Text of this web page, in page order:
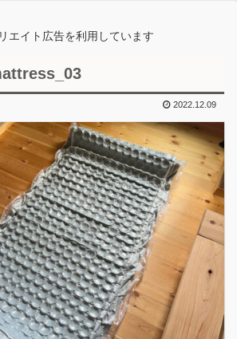
エイト広告を利用しています
2022.12.09